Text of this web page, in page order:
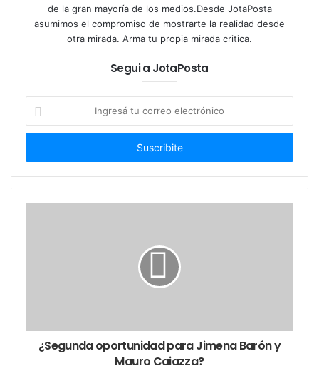
de la gran mayoría de los medios.Desde JotaPosta
asumimos el compromiso de mostrarte la realidad desde
otra mirada. Arma tu propia mirada critica.
Segui a JotaPosta
correo
¿Segunda oportunidad para Jimena Barón y
Mauro Caiazza?